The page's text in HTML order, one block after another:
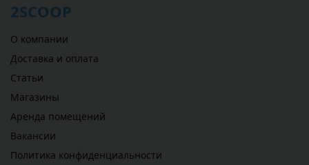
2SCOOP
О компании
Доставка и оплата
Статьи
Магазины
Аренда помещений
Вакансии
Политика конфиденциальности